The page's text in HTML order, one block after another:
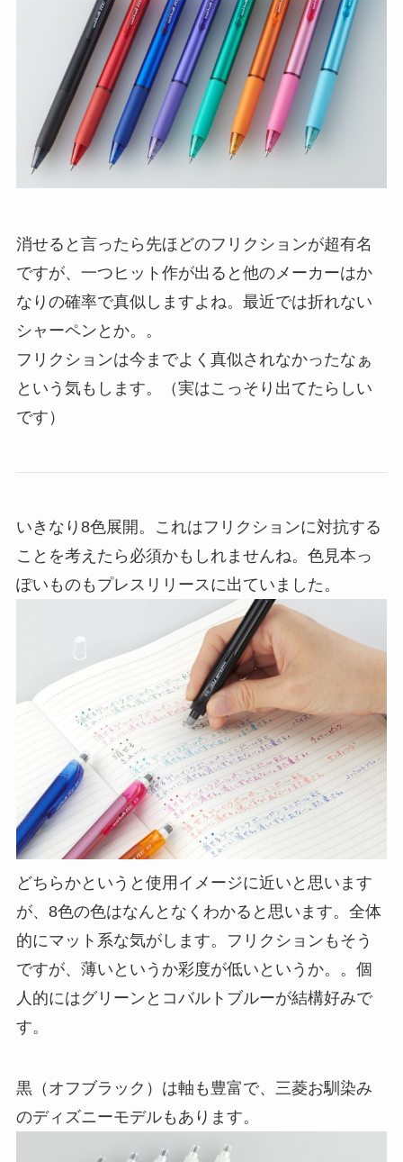
消せると言ったら先ほどのフリクションが超有名
ですが、一つヒット作が出ると他のメーカーはか
なりの確率で真似しますよね。最近では折れない
シャーペンとか。。
フリクションは今までよく真似されなかったなぁ
という気もします。（実はこっそり出てたらしい
です）
いきなり8色展開。これはフリクションに対抗する
ことを考えたら必須かもしれませんね。色見本っ
ぽいものもプレスリリースに出ていました。
どちらかというと使用イメージに近いと思います
が、8色の色はなんとなくわかると思います。全体
的にマット系な気がします。フリクションもそう
ですが、薄いというか彩度が低いというか。。個
人的にはグリーンとコバルトブルーが結構好みで
す。
黒（オフブラック）は軸も豊富で、三菱お馴染み
のディズニーモデルもあります。